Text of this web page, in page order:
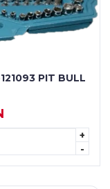
PIT BULL
+
-